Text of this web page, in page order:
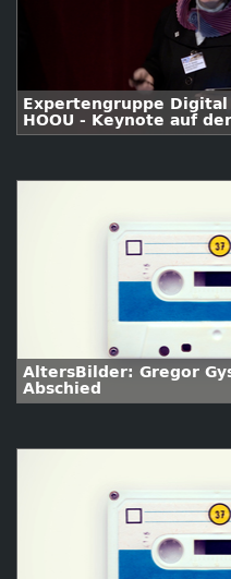
Expertengruppe
HOOU - Keynote auf
2015
AltersBilder: Gregor
Abschied